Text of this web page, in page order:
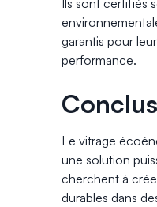
garantis pour
performance.
Le vitrage
une solution
cherchent à
durables dans